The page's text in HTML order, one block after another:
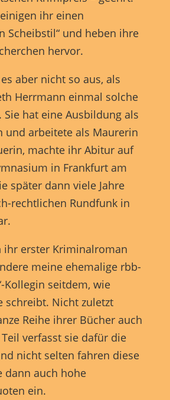
ihr einen
Scheibstil“ und heben ihre
hervor.
aber nicht so aus, als
Herrmann einmal solche
Sie hat eine Ausbildung als
und arbeitete als Maurerin
machte ihr Abitur auf
in Frankfurt am
später dann viele Jahre
rechtlichen Rundfunk in
ihr erster Kriminalroman
meine ehemalige rbb-
Kollegin seitdem, wie
schreibt. Nicht zuletzt
Reihe ihrer Bücher auch
verfasst sie dafür die
nicht selten fahren diese
dann auch hohe
ein.
Daten finden Sie in unserer
.
über alle verwendeten Cookies.
zu ganzen Kategorien geben
anzeigen lassen und so nur
Speichern
Zurück
der Website erforderlich.
Informationen anzeigen
von Drittanbietern oder Publishern
Werbung anzuzeigen. Sie tun dies, indem
hinweg verfolgen.
Informationen anzeigen
und Social-Media-Plattformen werden
auf diese Inhalte keiner manuellen